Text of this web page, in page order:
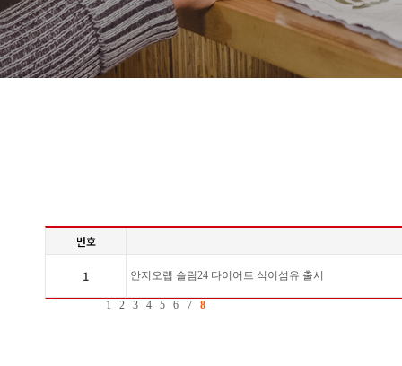
번호
1 안지오랩 슬림24 다이어트 식이섬유 출시
1 2 3 4 5 6 7 8